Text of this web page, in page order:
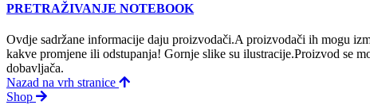
PRETRAŽIVANJE NOTEBOOK
Ovdje sadržane informacije daju proizvodači.A proizvodači ih mogu
kakve promjene ili odstupanja! Gornje slike su ilustracije.Proizvod se
dobavljača.
Nazad na vrh stranice
Shop